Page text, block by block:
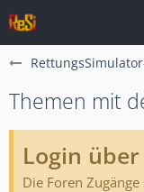
Themen mit
Login
Die Foren